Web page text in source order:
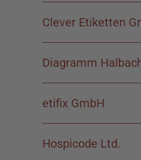
Clever Etiketten
Diagramm
etifix GmbH
Hospicode Ltd.